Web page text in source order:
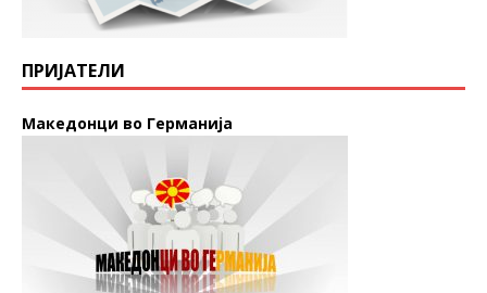
ПРИЈАТЕЛИ
Македонци во Германија